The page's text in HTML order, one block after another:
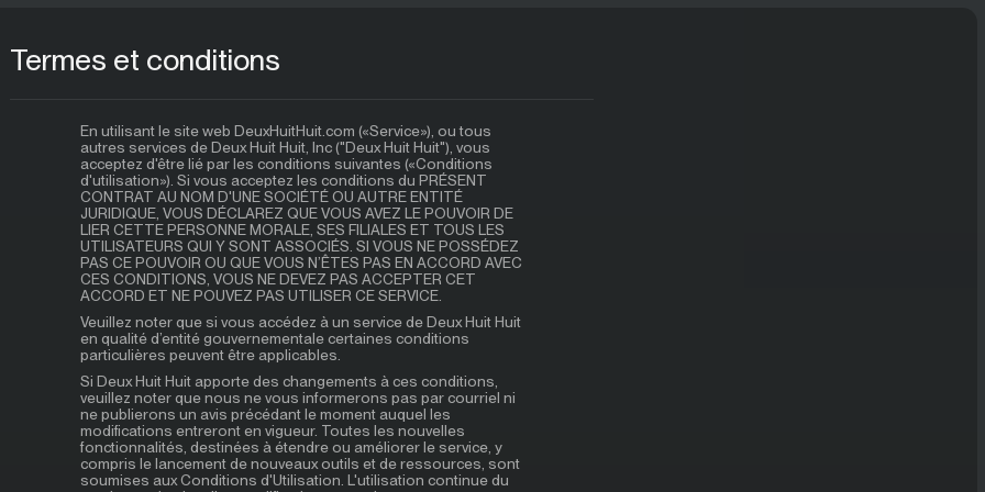
Termes et conditions
En utilisant le site web DeuxHuitHuit.com («Service»), ou tous
autres services de Deux Huit Huit, Inc ("Deux Huit Huit"), vous
acceptez d'être lié par les conditions suivantes («Conditions
d'utilisation»). Si vous acceptez les conditions du PRÉSENT
CONTRAT AU NOM D'UNE SOCIÉTÉ OU AUTRE ENTITÉ
JURIDIQUE, VOUS DÉCLAREZ QUE VOUS AVEZ LE POUVOIR DE
LIER CETTE PERSONNE MORALE, SES FILIALES ET TOUS LES
UTILISATEURS QUI Y SONT ASSOCIÉS. SI VOUS NE POSSÉDEZ
PAS CE POUVOIR OU QUE VOUS N’ÊTES PAS EN ACCORD AVEC
CES CONDITIONS, VOUS NE DEVEZ PAS ACCEPTER CET
ACCORD ET NE POUVEZ PAS UTILISER CE SERVICE.
Veuillez noter que si vous accédez à un service de Deux Huit Huit
en qualité d’entité gouvernementale certaines conditions
particulières peuvent être applicables.
Si Deux Huit Huit apporte des changements à ces conditions,
veuillez noter que nous ne vous informerons pas par courriel ni
ne publierons un avis précédant le moment auquel les
modifications entreront en vigueur. Toutes les nouvelles
fonctionnalités, destinées à étendre ou améliorer le service, y
compris le lancement de nouveaux outils et de ressources, sont
soumises aux Conditions d'Utilisation. L'utilisation continue du